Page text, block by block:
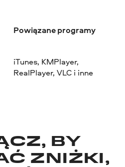
Powiązane programy
iTunes, KMPlayer,
RealPlayer, VLC i inne
BY
ZNIŻKI,